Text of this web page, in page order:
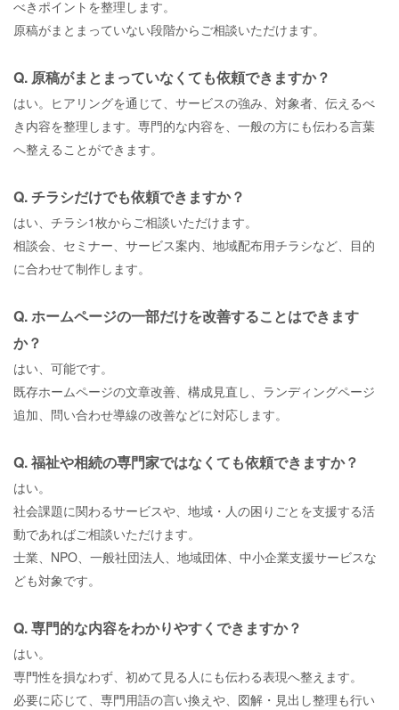
べきポイントを整理します。
原稿がまとまっていない段階からご相談いただけます。
Q. 原稿がまとまっていなくても依頼できますか？
はい。ヒアリングを通じて、サービスの強み、対象者、伝えるべ
き内容を整理します。専門的な内容を、一般の方にも伝わる言葉
へ整えることができます。
Q. チラシだけでも依頼できますか？
はい、チラシ1枚からご相談いただけます。
相談会、セミナー、サービス案内、地域配布用チラシなど、目的
に合わせて制作します。
Q. ホームページの一部だけを改善することはできます
か？
はい、可能です。
既存ホームページの文章改善、構成見直し、ランディングページ
追加、問い合わせ導線の改善などに対応します。
Q. 福祉や相続の専門家ではなくても依頼できますか？
はい。
社会課題に関わるサービスや、地域・人の困りごとを支援する活
動であればご相談いただけます。
士業、NPO、一般社団法人、地域団体、中小企業支援サービスな
ども対象です。
Q. 専門的な内容をわかりやすくできますか？
はい。
専門性を損なわず、初めて見る人にも伝わる表現へ整えます。
必要に応じて、専門用語の言い換えや、図解・見出し整理も行い